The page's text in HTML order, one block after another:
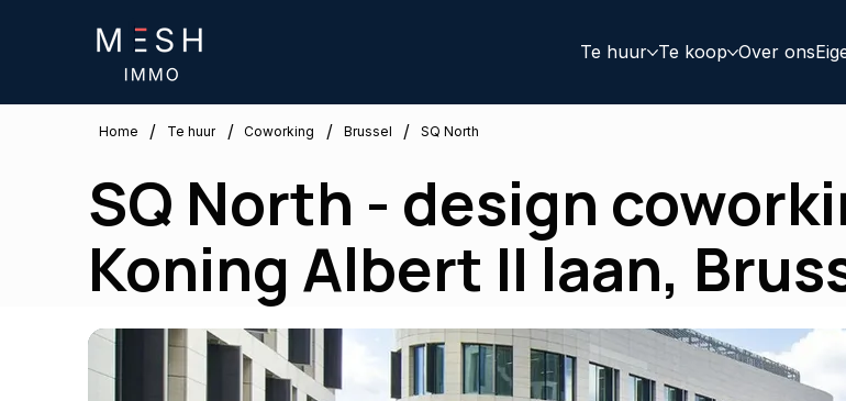
Te huur Te koop Over ons
Home / Te huur / Coworking / Brussel / SQ North
SQ North - design
Koning Albert II laan,